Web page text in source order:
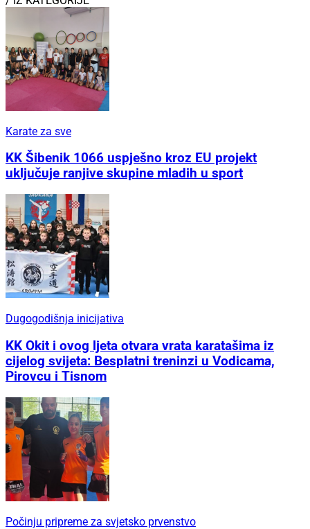
Karate za sve
KK Šibenik 1066 uspješno kroz EU projekt
uključuje ranjive skupine mladih u sport
Dugogodišnja inicijativa
KK Okit i ovog ljeta otvara vrata karatašima iz
cijelog svijeta: Besplatni treninzi u Vodicama,
Pirovcu i Tisnom
Počinju pripreme za svjetsko prvenstvo